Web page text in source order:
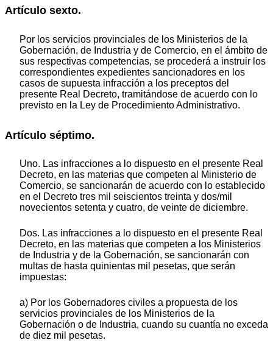
Artículo sexto.
Por los servicios provinciales de los Ministerios de la
Gobernación, de Industria y de Comercio, en el ámbito de
sus respectivas competencias, se procederá a instruir los
correspondientes expedientes sancionadores en los
casos de supuesta infracción a los preceptos del
presente Real Decreto, tramitándose de acuerdo con lo
previsto en la Ley de Procedimiento Administrativo.
Artículo séptimo.
Uno. Las infracciones a lo dispuesto en el presente Real
Decreto, en las materias que competen al Ministerio de
Comercio, se sancionarán de acuerdo con lo establecido
en el Decreto tres mil seiscientos treinta y dos/mil
novecientos setenta y cuatro, de veinte de diciembre.
Dos. Las infracciones a lo dispuesto en el presente Real
Decreto, en las materias que competen a los Ministerios
de Industria y de la Gobernación, se sancionarán con
multas de hasta quinientas mil pesetas, que serán
impuestas:
a) Por los Gobernadores civiles a propuesta de los
servicios provinciales de los Ministerios de la
Gobernación o de Industria, cuando su cuantía no exceda
de diez mil pesetas.